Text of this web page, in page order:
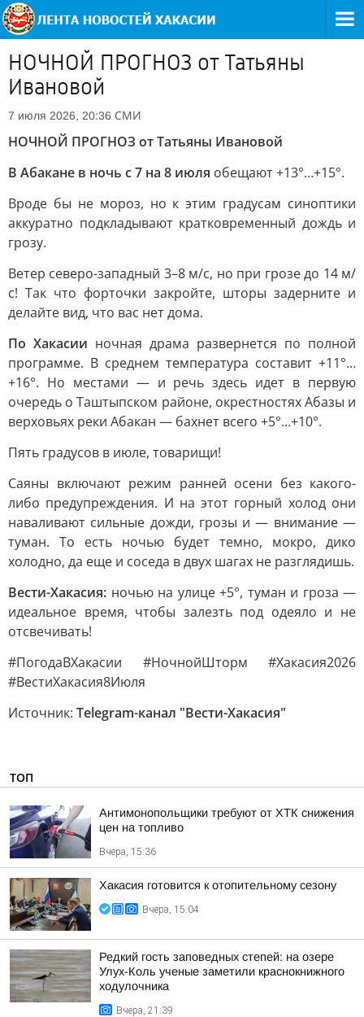
НОЧНОЙ ПРОГНОЗ от Татьяны
Ивановой
7 июля 2026, 20:36 СМИ
НОЧНОЙ ПРОГНОЗ от Татьяны Ивановой
В Абакане в ночь с 7 на 8 июля обещают +13°…+15°.
Вроде бы не мороз, но к этим градусам синоптики
аккуратно подкладывают кратковременный дождь и
грозу.
Ветер северо-западный 3–8 м/с, но при грозе до 14 м/
с! Так что форточки закройте, шторы задерните и
делайте вид, что вас нет дома.
По Хакасии ночная драма развернется по полной
программе. В среднем температура составит +11°…
+16°. Но местами — и речь здесь идет в первую
очередь о Таштыпском районе, окрестностях Абазы и
верховьях реки Абакан — бахнет всего +5°…+10°.
Пять градусов в июле, товарищи!
Саяны включают режим ранней осени без какого-
либо предупреждения. И на этот горный холод они
наваливают сильные дожди, грозы и — внимание —
туман. То есть ночью будет темно, мокро, дико
холодно, да еще и соседа в двух шагах не разглядишь.
Вести-Хакасия: ночью на улице +5°, туман и гроза —
идеальное время, чтобы залезть под одеяло и не
отсвечивать!
#ПогодаВХакасии #НочнойШторм #Хакасия2026
#ВестиХакасия8Июля
Источник: Telegram-канал "Вести-Хакасия"
ТОП
Антимонопольщики требуют от ХТК снижения
цен на топливо
Вчера, 15:36
Хакасия готовится к отопительному сезону
Вчера, 15:04
Редкий гость заповедных степей: на озере
Улух-Коль ученые заметили краснокнижного
ходулочника
Вчера, 21:39